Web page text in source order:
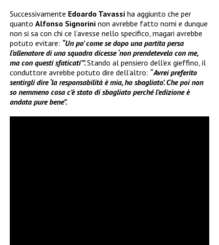
Successivamente Edoardo Tavassi ha aggiunto che per
quanto Alfonso Signorini non avrebbe fatto nomi e dunque
non si sa con chi ce l’avesse nello specifico, magari avrebbe
potuto evitare: “Un po’ come se dopo una partita persa
l’allenatore di una squadra dicesse ‘non prendetevela con me,
ma con questi sfaticati’”.Stando al pensiero dell’ex gieffino, il
conduttore avrebbe potuto dire dell’altro: “Avrei preferito
sentirgli dire ‘la responsabilità è mia, ho sbagliato’. Che poi non
so nemmeno cosa c’è stato di sbagliato perché l’edizione è
andata pure bene”.